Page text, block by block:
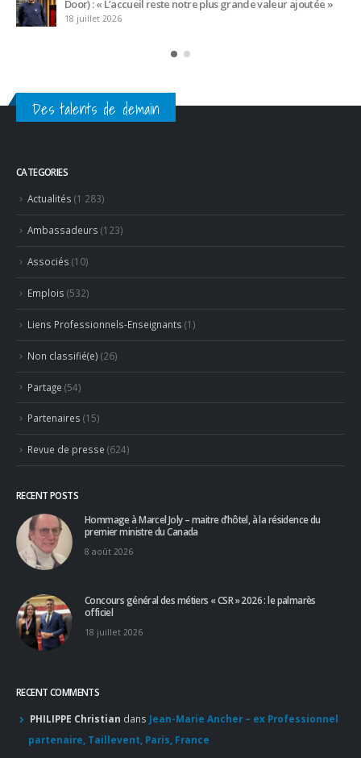
Serge Dubs, meilleur sommelier du monde, part à la retraite
après plus de 50 ans de service
Des talents de demain
CATEGORIES
Actualités(1 283)
Ambassadeurs(123)
Associés(10)
Emplois(532)
Liens Professionnels-Enseignants(1)
Non classifié(e)(26)
Partage(54)
Partenaires(15)
Revue de presse(624)
RECENT POSTS
Hommage à Marcel Joly – maitre d’hôtel, à la résidence du
premier ministre du Canada
Concours général des métiers « CSR » 2026 : le palmarès
officiel
RECENT COMMENTS
PHILIPPE ChristiandansJean-Marie Ancher – ex Professionnel